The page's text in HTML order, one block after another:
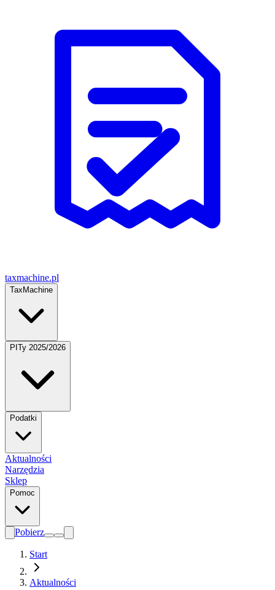
taxmachine.pl
TaxMachine
PITy 2025/2026
Podatki
Aktualności
Narzędzia
Sklep
Pomoc
Pobierz
Start
Aktualności